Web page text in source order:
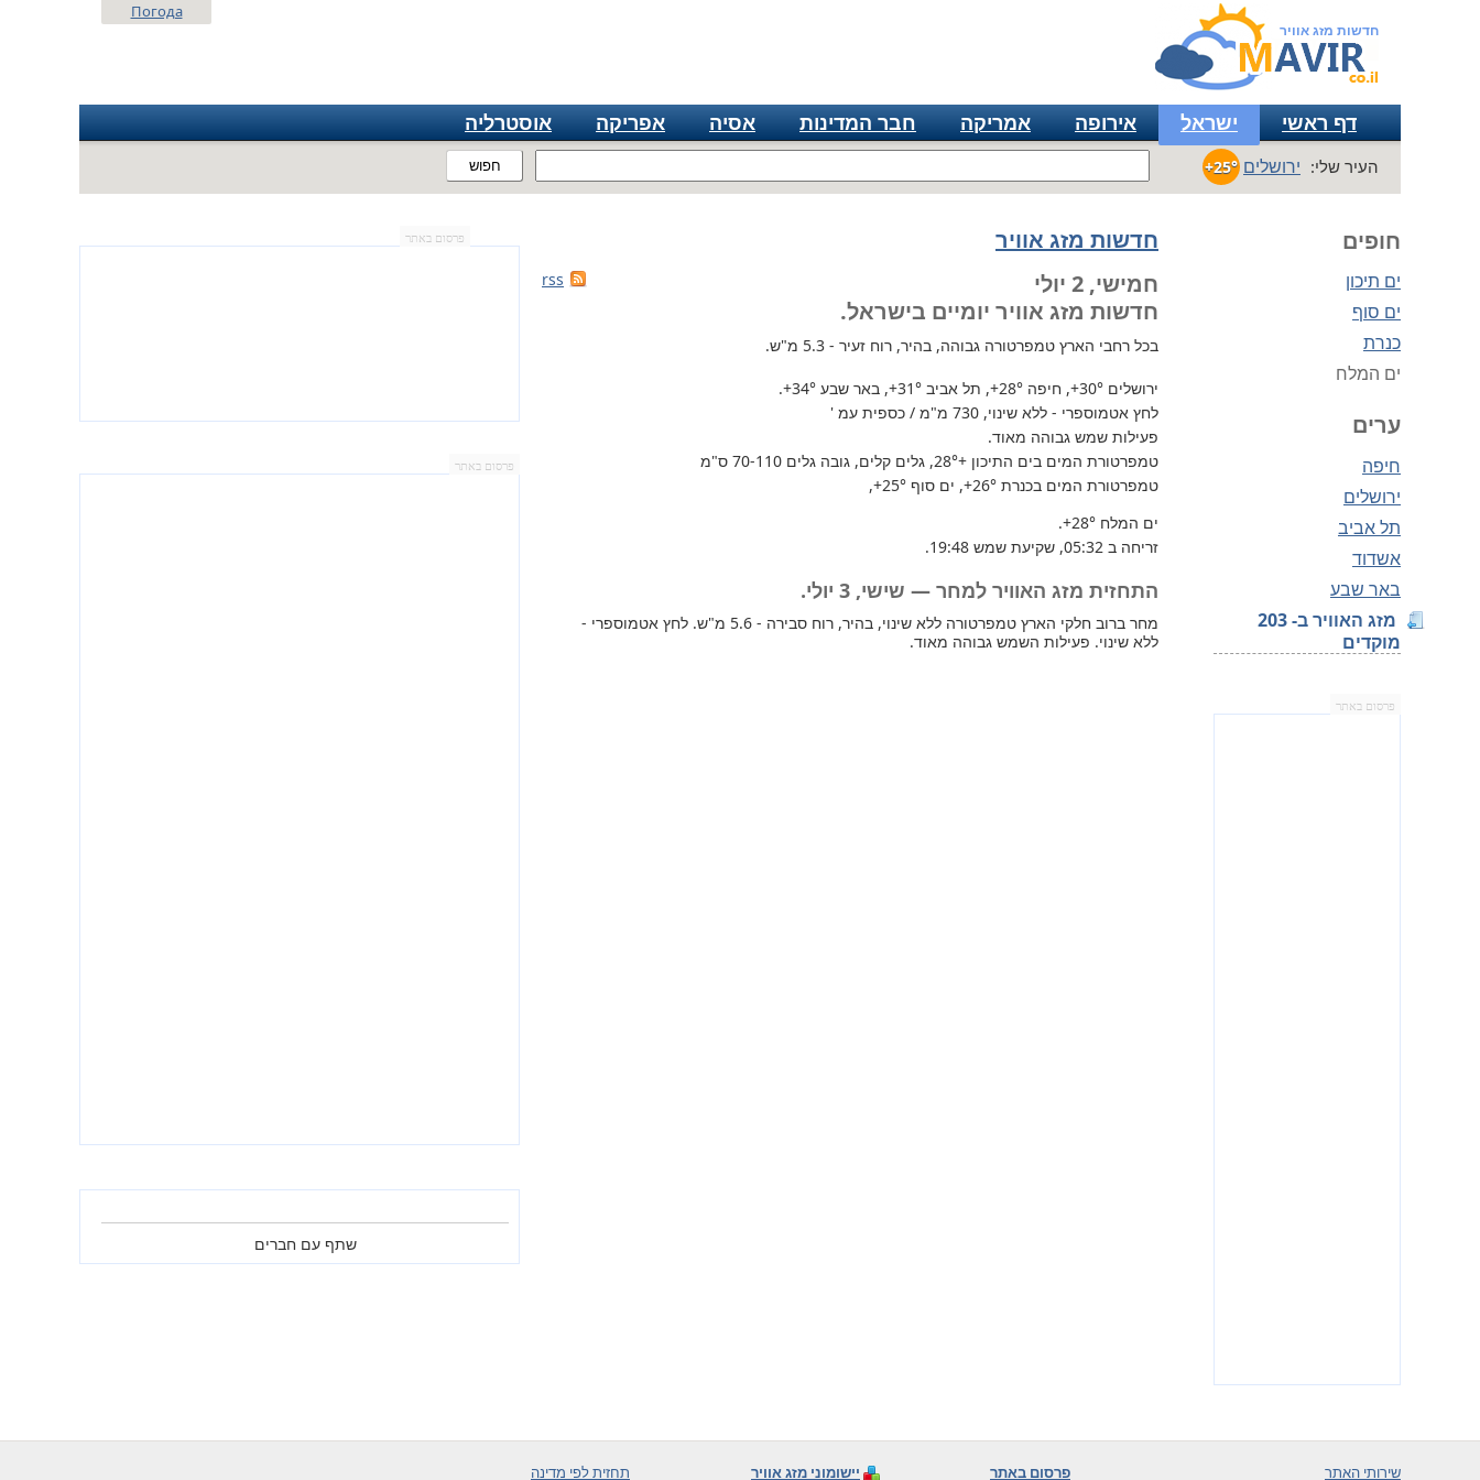
חדשות מזג אוויר
חפוש
Погода
דף ראשי ישראל אירופה אמריקה חבר המדינות אסיה אפריקה אוסטרליה
העיר שלי: ירושלים +25°
חופים
ים תיכון
ים סוף
כנרת
ים המלח
ערים
חיפה
ירושלים
תל אביב
אשדוד
באר שבע
מזג האוויר ב- 203
מוקדים
פרסום באתר
חדשות מזג אוויר
rss
חמישי, 2 יולי
חדשות מזג אוויר יומיים בישראל.
בכל רחבי הארץ טמפרטורה גבוהה, בהיר, רוח זעיר - 5.3 מ"ש.
ירושלים +30°, חיפה +28°, תל אביב +31°, באר שבע +34°
.
לחץ אטמוספרי - ללא שינוי, 730 מ"מ / כספית עמ '
פעילות שמש גבוהה מאוד.
טמפרטורת המים בים התיכון +28°
, גלים קלים, גובה גלים 70-110 ס"מ
טמפרטורת המים בכנרת +26°, ים סוף +25°
,
ים המלח +28°
.
זריחה ב 05:32, שקיעת שמש 19:48.
התחזית מזג האוויר למחר — שישי, 3 יולי.
מחר ברוב חלקי הארץ טמפרטורה ללא שינוי, בהיר, רוח סבירה - 5.6 מ"ש. לחץ אטמוספרי -
ללא שינוי. פעילות השמש גבוהה מאוד.
פרסום באתר
פרסום באתר
שתף עם חברים
שירותי האתר פרסום באתר יישומוני מזג אוויר תחזית לפי מדינה